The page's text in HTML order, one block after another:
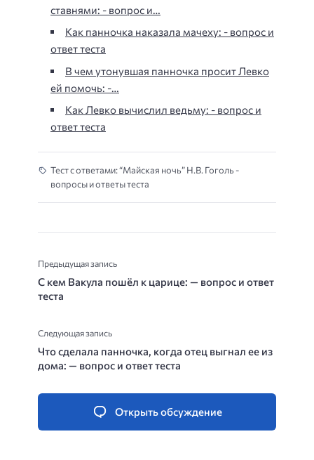
ставнями: - вопрос и…
Как панночка наказала мачеху: - вопрос и
ответ теста
В чем утонувшая панночка просит Левко
ей помочь: -…
Как Левко вычислил ведьму: - вопрос и
ответ теста
Тест с ответами: “Майская ночь” Н.В. Гоголь -
вопросы и ответы теста
Предыдущая запись
С кем Вакула пошёл к царице: — вопрос и ответ
теста
Следующая запись
Что сделала панночка, когда отец выгнал ее из
дома: — вопрос и ответ теста
Открыть обсуждение